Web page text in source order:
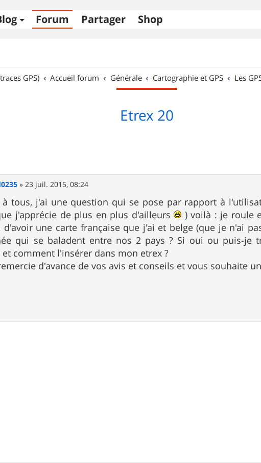
Forum Partager Shop
GPS)
Accueil forum Générale Cartographie et GPS Les
Etrex 20
»23 juil. 2015, 08:24
à tous, j'ai une question qui se pose par rapport à
j'apprécie de plus en plus d'ailleurs
) voilà : je roule
d'avoir une carte française que j'ai et belge (que je n'ai
qui se baladent entre nos 2 pays ? Si oui ou puis-je
et comment l'insérer dans mon etrex ?
d'avance de vos avis et conseils et vous souhaite